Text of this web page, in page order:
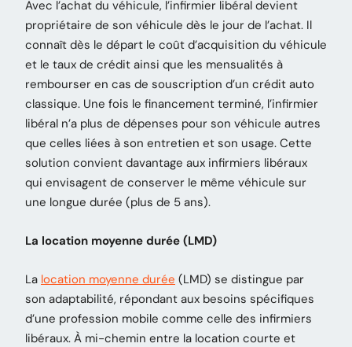
Avec l’achat du véhicule, l’infirmier libéral devient
propriétaire de son véhicule dès le jour de l’achat. Il
connaît dès le départ le coût d’acquisition du véhicule
et le taux de crédit ainsi que les mensualités à
rembourser en cas de souscription d’un crédit auto
classique. Une fois le financement terminé, l’infirmier
libéral n’a plus de dépenses pour son véhicule autres
que celles liées à son entretien et son usage. Cette
solution convient davantage aux infirmiers libéraux
qui envisagent de conserver le même véhicule sur
une longue durée (plus de 5 ans).
La location moyenne durée (LMD)
La location moyenne durée (LMD) se distingue par
son adaptabilité, répondant aux besoins spécifiques
d’une profession mobile comme celle des infirmiers
libéraux. À mi-chemin entre la location courte et